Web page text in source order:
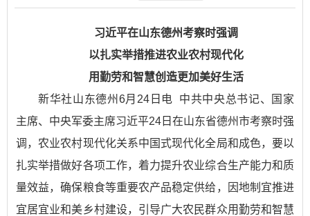
习近平在山东德州考察时强调
以扎实举措推进农业农村现代化
用勤劳和智慧创造更加美好生活
新华社山东德州6月24日电 中共中央总书记、国家
主席、中央军委主席习近平24日在山东省德州市考察时强
调，农业农村现代化关系中国式现代化全局和成色，要以
扎实举措做好各项工作，着力提升农业综合生产能力和质
量效益，确保粮食等重要农产品稳定供给，因地制宜推进
宜居宜业和美乡村建设，引导广大农民群众用勤劳和智慧